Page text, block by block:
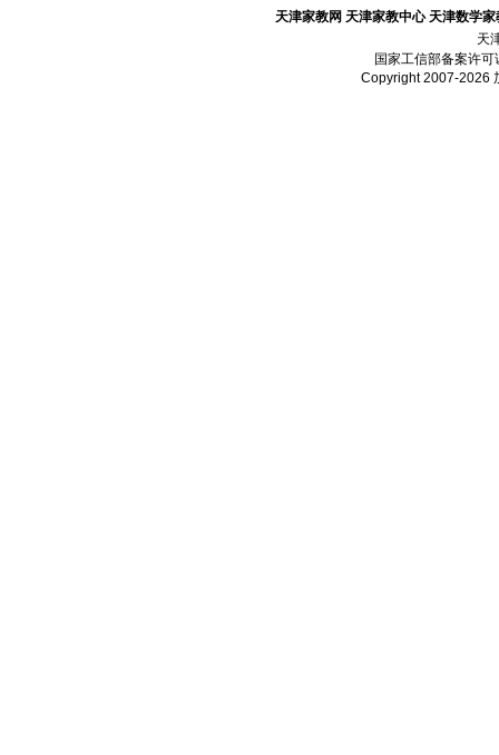
天津家教网 天津家教中心 天津数学家
天
国家工信部备案许可
Copyright 2007-2026